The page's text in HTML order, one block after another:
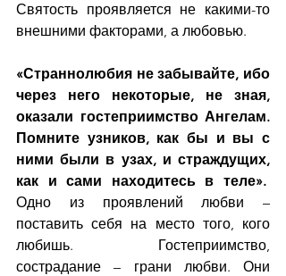
Святость проявляется не какими-то
внешними факторами, а любовью.
«Страннолюбия не забывайте, ибо
через него некоторые, не зная,
оказали гостеприимство Ангелам.
Помните узников, как бы и вы с
ними были в узах, и страждущих,
Одно из проявлений любви –
поставить себя на место того, кого
любишь. Гостеприимство,
сострадание – грани любви. Они